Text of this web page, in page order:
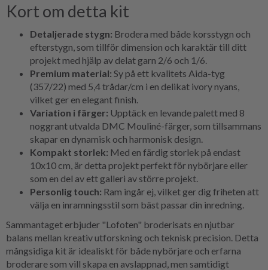
Kort om detta kit
Detaljerade stygn: Brodera med både korsstygn och
efterstygn, som tillför dimension och karaktär till ditt
projekt med hjälp av delat garn 2/6 och 1/6.
Premium material: Sy på ett kvalitets Aida-tyg
(357/22) med 5,4 trådar/cm i en delikat ivory nyans,
vilket ger en elegant finish.
Variation i färger: Upptäck en levande palett med 8
noggrant utvalda DMC Mouliné-färger, som tillsammans
skapar en dynamisk och harmonisk design.
Kompakt storlek: Med en färdig storlek på endast
10x10 cm, är detta projekt perfekt för nybörjare eller
som en del av ett galleri av större projekt.
Personlig touch: Ram ingår ej, vilket ger dig friheten att
välja en inramningsstil som bäst passar din inredning.
Sammantaget erbjuder "Lofoten" broderisats en njutbar
balans mellan kreativ utforskning och teknisk precision. Detta
mångsidiga kit är idealiskt för både nybörjare och erfarna
broderare som vill skapa en avslappnad, men samtidigt